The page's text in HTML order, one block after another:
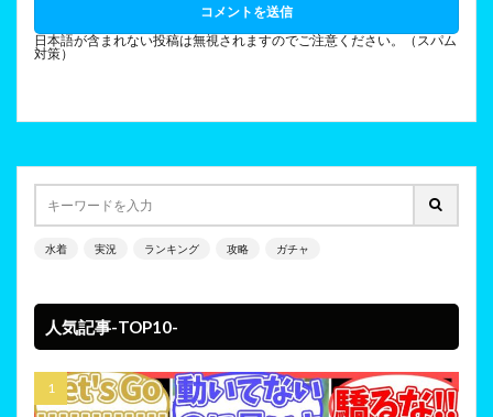
日本語が含まれない投稿は無視されますのでご注意ください。（スパム
対策）
水着 実況 ランキング 攻略 ガチャ
人気記事-TOP10-